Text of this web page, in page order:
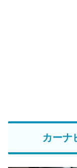
カーナ